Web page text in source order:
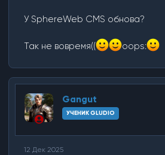
У SphereWeb CMS обнова?
Так не вовремя(( oops:
Gangut
УЧЕНИК GLUDIO
12 Дек 2025